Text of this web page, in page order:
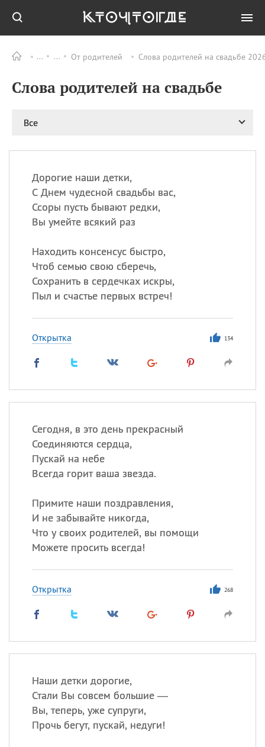
От родителей Слова родителей на свадьбе
Слова родителей на свадьбе
Все
Дорогие наши детки,
С Днем чудесной свадьбы вас,
Ссоры пусть бывают редки,
Вы умейте всякий раз
Находить консенсус быстро,
Чтоб семью свою сберечь,
Сохранить в сердечках искры,
Пыл и счастье первых встреч!
Открытка 134
Сегодня, в это день прекрасный
Соединяются сердца,
Пускай на небе
Всегда горит ваша звезда.
Примите наши поздравления,
И не забывайте никогда,
Что у своих родителей, вы помощи
Можете просить всегда!
Открытка 268
Наши детки дорогие,
Стали Вы совсем большие —
Вы, теперь, уже супруги,
Прочь бегут, пускай, недуги!
ПРАЗДНИКИ Все
08.08 День «Счастье
случается» (Happiness
День мира в Аугсбурге
покровителя всех
врачей и целителя
Lovers Day)
происхождение